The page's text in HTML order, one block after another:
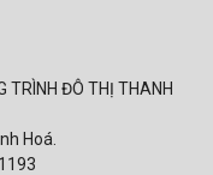
TRÌNH ĐÔ THỊ THANH
Hoá.